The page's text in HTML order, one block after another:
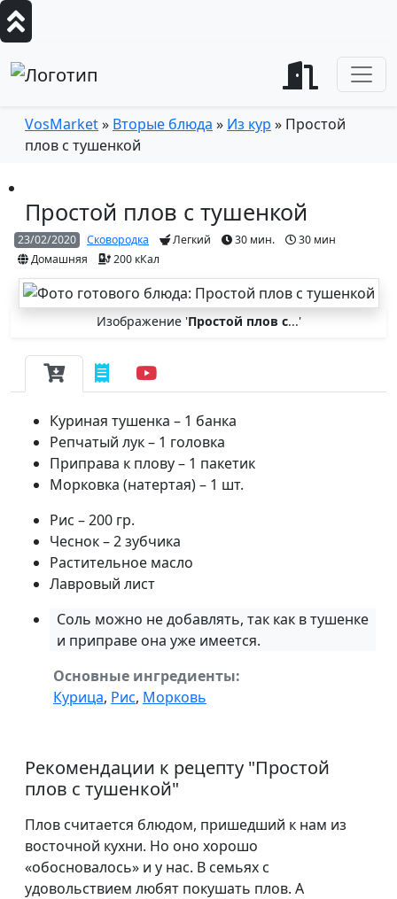
VosMarket» Вторые блюда » Из кур » Простой
плов с тушенкой
Простой плов с тушенкой
23/02/2020 Сковородка Легкий 30 мин.
30 мин
Домашняя
200 кКал
Изображение 'Простой плов с...'
Куриная тушенка – 1 банка
Репчатый лук – 1 головка
Приправа к плову – 1 пакетик
Морковка (натертая) – 1 шт.
Рис – 200 гр.
Чеснок – 2 зубчика
Растительное масло
Лавровый лист
Соль можно не добавлять, так как в тушенке
и приправе она уже имеется.
Основные ингредиенты:
Курица, Рис, Морковь
Рекомендации к рецепту "Простой
плов с тушенкой"
Плов считается блюдом, пришедший к нам из
восточной кухни. Но оно хорошо
«обосновалось» и у нас. В семьях с
удовольствием любят покушать плов. А